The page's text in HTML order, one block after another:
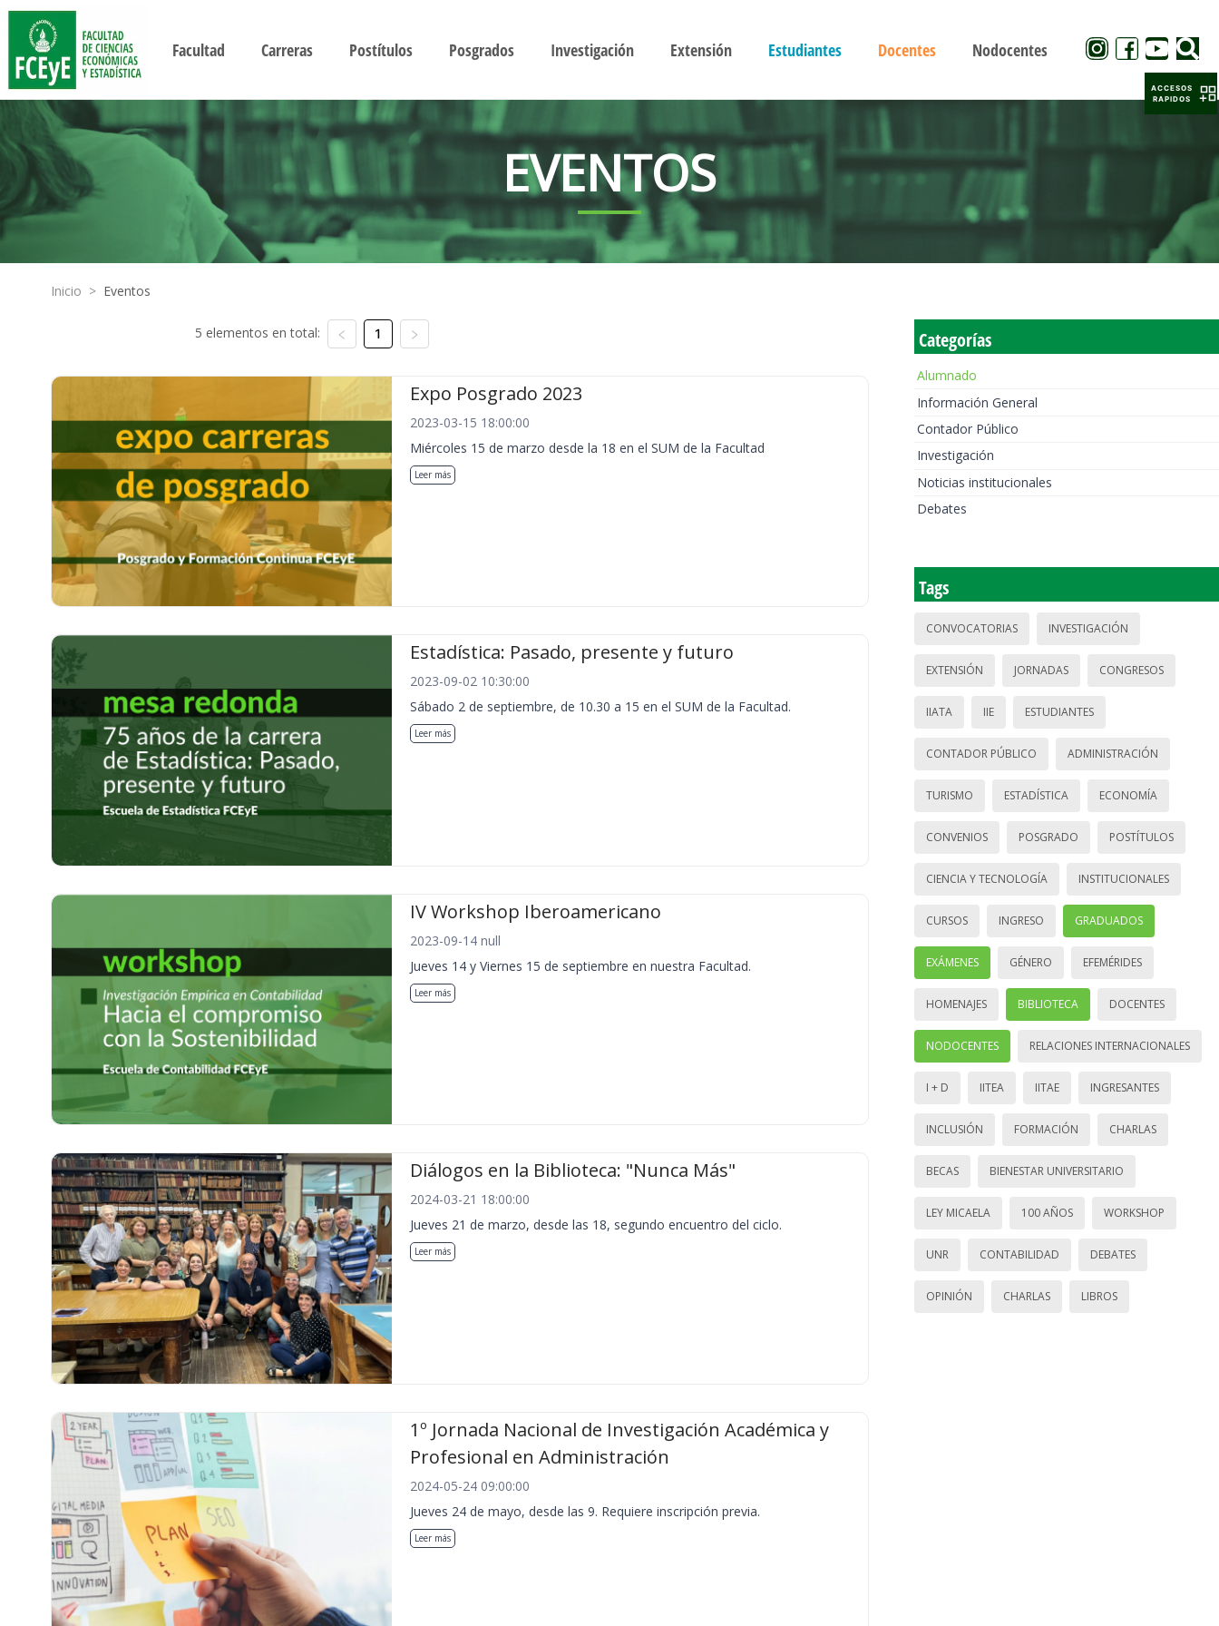
Facultad Carreras Postítulos Posgrados Investigación Extensión Estudiantes Docentes Nodocentes
EVENTOS
Inicio > Eventos
5 elementos en total: 1
Expo Posgrado 2023
2023-03-15 18:00:00
Miércoles 15 de marzo desde la 18 en el SUM de la Facultad
Leer más
Estadística: Pasado, presente y futuro
2023-09-02 10:30:00
Sábado 2 de septiembre, de 10.30 a 15 en el SUM de la Facultad.
Leer más
IV Workshop Iberoamericano
2023-09-14 null
Jueves 14 y Viernes 15 de septiembre en nuestra Facultad.
Leer más
Diálogos en la Biblioteca: "Nunca Más"
2024-03-21 18:00:00
Jueves 21 de marzo, desde las 18, segundo encuentro del ciclo.
Leer más
1º Jornada Nacional de Investigación Académica y
Profesional en Administración
2024-05-24 09:00:00
Jueves 24 de mayo, desde las 9. Requiere inscripción previa.
Leer más
Categorías
Alumnado
Información General
Contador Público
Investigación
Noticias institucionales
Debates
Tags
CONVOCATORIAS INVESTIGACIÓN
EXTENSIÓN JORNADAS CONGRESOS
IIATA IIE ESTUDIANTES
CONTADOR PÚBLICO ADMINISTRACIÓN
TURISMO ESTADÍSTICA ECONOMÍA
CONVENIOS POSGRADO POSTÍTULOS
CIENCIA Y TECNOLOGÍA INSTITUCIONALES
CURSOS INGRESO GRADUADOS
EXÁMENES GÉNERO EFEMÉRIDES
HOMENAJES BIBLIOTECA DOCENTES
NODOCENTES RELACIONES INTERNACIONALES
I + D IITEA IITAE INGRESANTES
INCLUSIÓN FORMACIÓN CHARLAS
BECAS BIENESTAR UNIVERSITARIO
LEY MICAELA 100 AÑOS WORKSHOP
UNR CONTABILIDAD DEBATES
OPINIÓN CHARLAS LIBROS
ACCESOS
RAPIDOS